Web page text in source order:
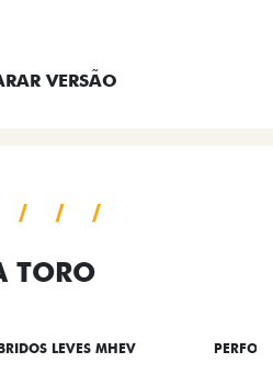
VERSÃO
TORO
LEVES MHEV